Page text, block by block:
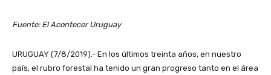
Fuente: El Acontecer Uruguay
URUGUAY (7/8/2019).- En los últimos treinta años, en nuestro
país, el rubro forestal ha tenido un gran progreso tanto en el área